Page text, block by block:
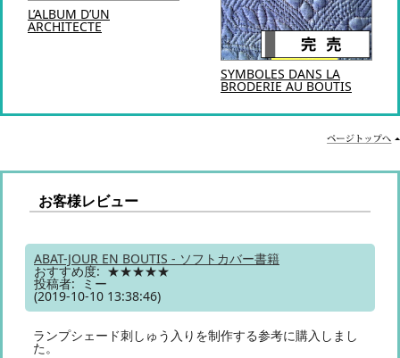
L’ALBUM D’UN
ARCHITECTE
SYMBOLES DANS LA
BRODERIE AU BOUTIS
お客様レビュー
ABAT-JOUR EN BOUTIS - ソフトカバー書籍
おすすめ度: ★★★★★
投稿者: ミー
(2019-10-10 13:38:46)
ランプシェード刺しゅう入りを制作する参考に購入しまし
た。